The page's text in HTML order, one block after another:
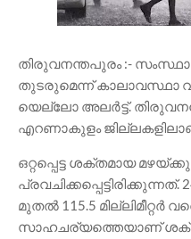
തിരുവനന്തപുരം :-
തുടരുമെന്ന് കാലാവസ്ഥാ
യെല്ലോ അലർട്ട്.
എറണാകുളം ജില്ലകളിലാണ്
ഒറ്റപ്പെട്ട ശക്തമായ
പ്രവചിക്കപ്പെട്ടിരിക്കുന്നത്.
മുതൽ 115.5 മില്ലിമീറ്റർ
സാഹചര്യത്തെയാണ്